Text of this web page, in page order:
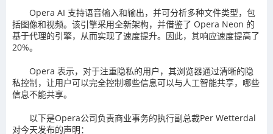
Opera AI 支持语音输入和输出，并可分析多种文件类型，包
括图像和视频。该引擎采用全新架构，并借鉴了 Opera Neon 的
基于代理的引擎，从而实现了速度提升。因此，其响应速度提高了
20%。
Opera 表示，对于注重隐私的用户，其浏览器通过清晰的隐
私控制，让用户可以完全控制哪些信息可以与人工智能共享，哪些
信息不能共享。
以下是Opera公司负责商业事务的执行副总裁Per Wetterdal
对今天发布的声明：